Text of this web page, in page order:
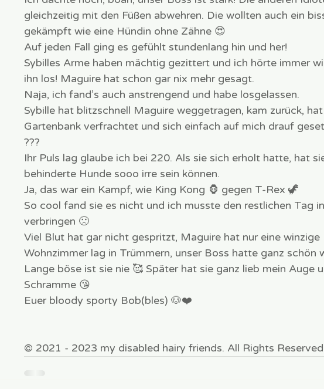
gleichzeitig mit den Füßen abwehren. Die wollten auch ein
gekämpft wie eine Hündin ohne Zähne 😍
Auf jeden Fall ging es gefühlt stundenlang hin und her!
Sybilles Arme haben mächtig gezittert und ich hörte immer
ihn los! Maguire hat schon gar nix mehr gesagt.
Naja, ich fand’s auch anstrengend und habe losgelassen.
Sybille hat blitzschnell Maguire weggetragen, kam zurück,
Gartenbank verfrachtet und sich einfach auf mich drauf
???
Ihr Puls lag glaube ich bei 220. Als sie sich erholt hatte, hat
behinderte Hunde sooo irre sein können.
Ja, das war ein Kampf, wie King Kong 🦍 gegen T-Rex 🦖
So cool fand sie es nicht und ich musste den restlichen Tag
verbringen 🙁
Viel Blut hat gar nicht gespritzt, Maguire hat nur eine winzige
Wohnzimmer lag in Trümmern, unser Boss hatte ganz schön
Lange böse ist sie nie 🥰 Später hat sie ganz lieb mein Auge
Schramme 😘
Euer bloody sporty Bob(bles) 🐶❤️
© 2021 - 2023 my disabled hairy friends. All Rights